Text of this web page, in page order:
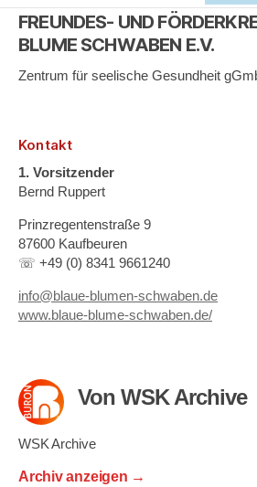
FREUNDES- UND
BLUME SCHWABEN E.V.
Zentrum für seelische Gesundheit
Kontakt
1. Vorsitzender
Bernd Ruppert
Prinzregentenstraße 9
87600 Kaufbeuren
☏ +49 (0) 8341 9661240
info@blaue-blumen-schwaben.de
www.blaue-blume-schwaben.de/
Von WSK Archive
WSK Archive
Archiv anzeigen →